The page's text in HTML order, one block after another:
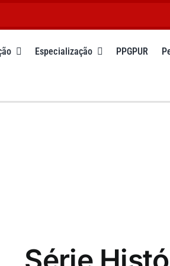
Especialização PPGPUR